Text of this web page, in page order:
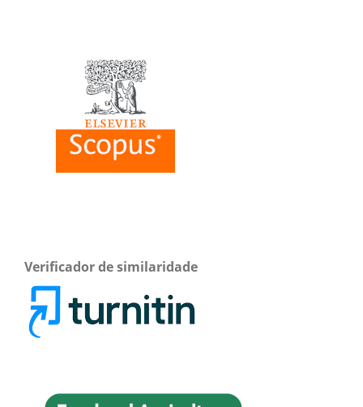
Verificador de similaridade